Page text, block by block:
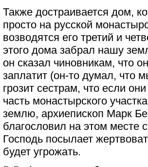
Также достраивается дом,
просто на русской
возводятся его третий и
этого дома забрал нашу
он сказал чиновникам, что
заплатит (он-то думал, что
грозит сестрам, что если
часть монастырского
землю, архиепископ Марк
благословил на этом месте
Господь посылает
будет угрожать.